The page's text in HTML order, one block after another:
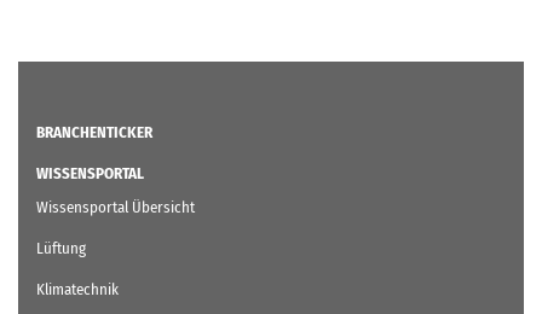
BRANCHENTICKER
WISSENSPORTAL
Wissensportal Übersicht
Lüftung
Klimatechnik